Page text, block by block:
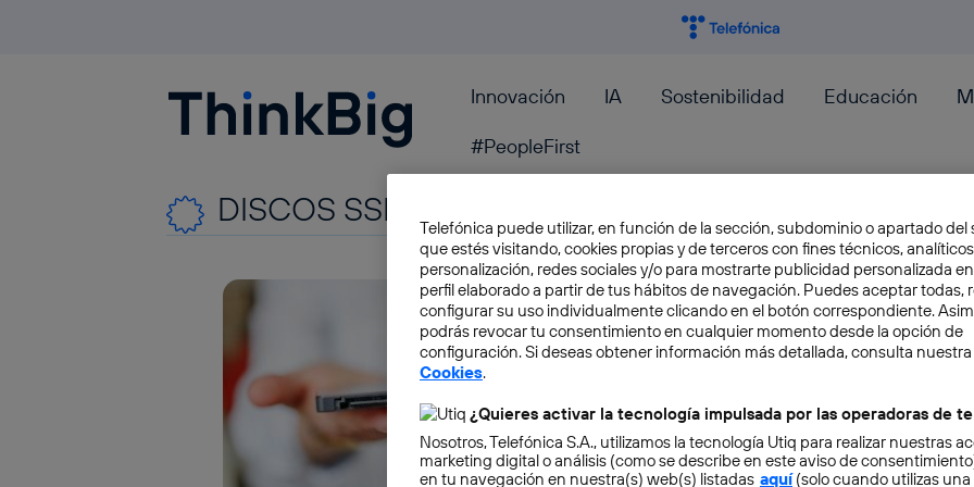
Blogthinkbig.com Innovación IA Sostenibilidad Educación
#PeopleFirst
DISCOS SSD
Es el momento de poner un
portátil
Llevamos hablando de discos de estado
que Apple comenzara a ofrecerlos como
convirtiéndose...
Antonio Sabán
Telefónica puede utilizar, en función de la sección, subdominio o apartado del
que estés visitando, cookies propias y de terceros con fines técnicos,
personalización, redes sociales y/o para mostrarte publicidad personalizada
perfil elaborado a partir de tus hábitos de navegación. Puedes aceptar todas,
configurar su uso individualmente clicando en el botón correspondiente.
podrás revocar tu consentimiento en cualquier momento desde la opción de
configuración. Si deseas obtener información más detallada, consulta nuestra
Cookies.
¿Quieres activar la tecnología impulsada por las operadoras de
Nosotros, Telefónica S.A., utilizamos la tecnología Utiq para realizar nuestras
marketing digital o análisis (como se describe en este aviso de
en tu navegación en nuestra(s) web(s) listadas aquí(solo cuando utilizas una